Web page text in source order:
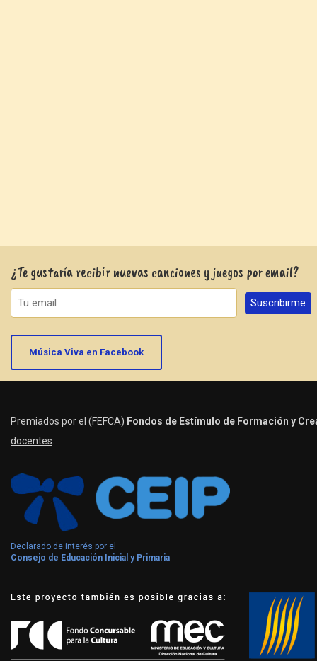
¿Te gustaría recibir nuevas canciones y juegos por email?
Música Viva en Facebook
Premiados por el (FEFCA) Fondos de Estímulo de Formación y
docentes
Declarado de interés por el
Consejo de Educación Inicial y Primaria